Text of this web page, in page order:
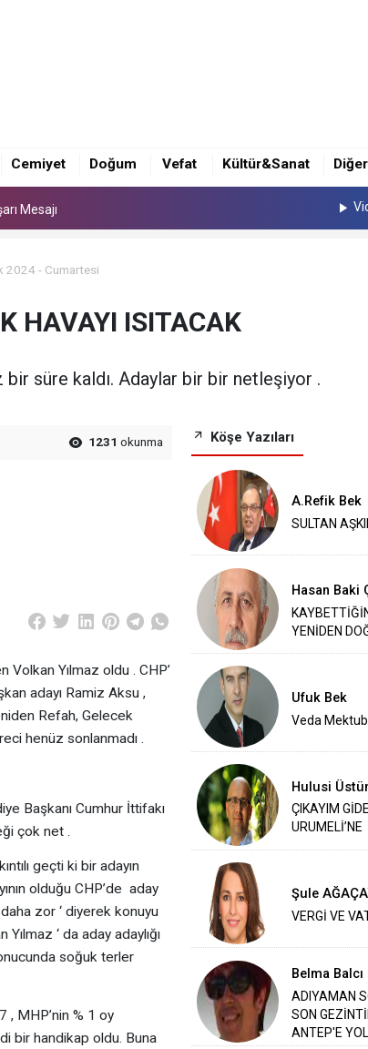
Cemiyet Doğum Vefat Kültür&Sanat Diğer
Mesajı
2024 - Cumartesi
HAVAYI ISITACAK
süre kaldı. Adaylar bir bir netleşiyor .
1231 okunma
Volkan Yılmaz oldu . CHP’
adayı Ramiz Aksu ,
Refah, Gelecek
henüz sonlanmadı .
Başkanı Cumhur İttifakı
çok net .
geçti ki bir adayın
olduğu CHP’de aday
zor ‘ diyerek konuyu
‘ da aday adaylığı
soğuk terler
, MHP’nin % 1 oy
bir handikap oldu. Buna
Köşe Yazıları
A.Refik Bek
SULTAN
Hasan Baki
YENİDEN
Ufuk Bek
Veda
Hulusi
ÇIKAYIM
URUMELİ’NE
Şule
VERGİ VE
Belma Balcı
ADIYAMAN
SON
ANTEP'E